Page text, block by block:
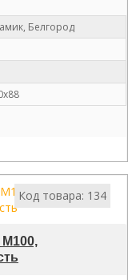
Белгород
Код товара: 134
М100,